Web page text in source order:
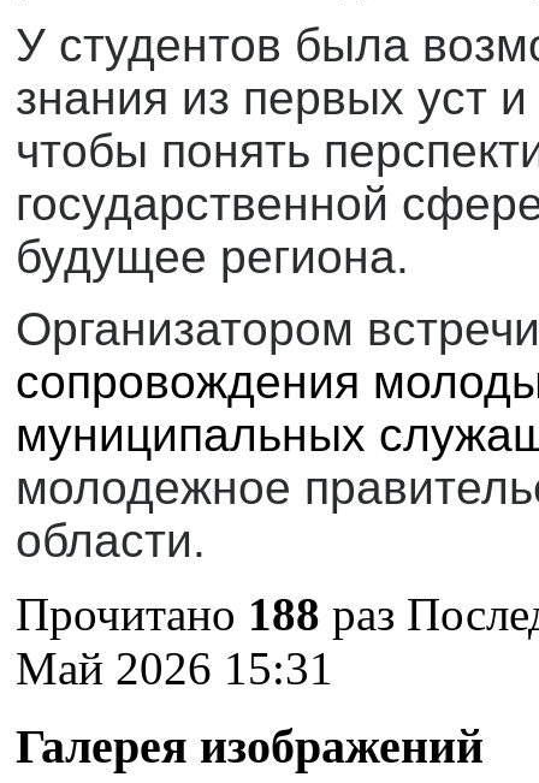
У студентов была
знания из первых уст
чтобы понять
государственной
будущее региона.
Организатором
сопровождения
муниципальных
молодежное
области.
Прочитано 188 раз
Май 2026 15:31
Галерея изображений